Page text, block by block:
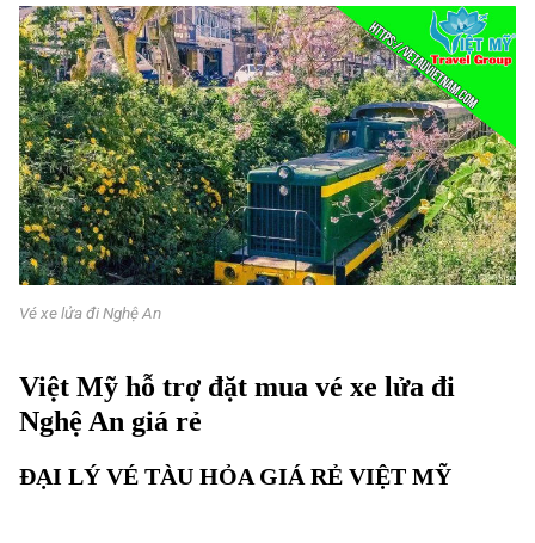
Vé xe lửa đi Nghệ An
Việt Mỹ hỗ trợ đặt mua vé xe lửa đi
Nghệ An giá rẻ
ĐẠI LÝ VÉ TÀU HỎA GIÁ RẺ VIỆT MỸ